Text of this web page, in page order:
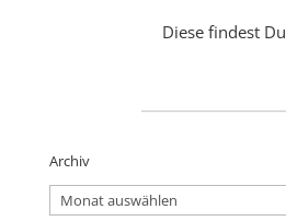
Diese findest Du
Archiv
Archiv